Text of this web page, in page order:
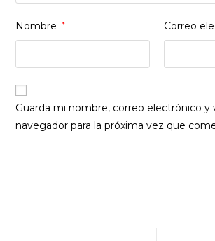
Nombre * Correo
Guarda mi nombre, correo electrónico y
navegador para la próxima vez que